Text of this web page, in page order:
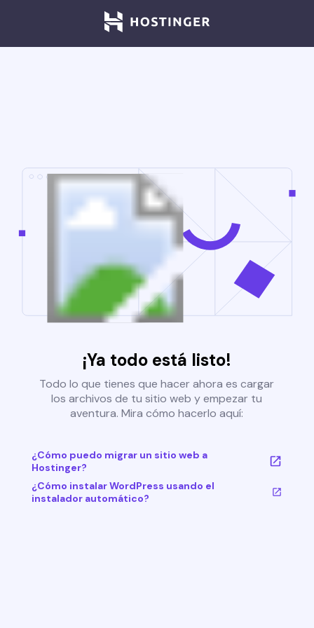
¡Ya todo está listo!
Todo lo que tienes que hacer ahora es cargar
los archivos de tu sitio web y empezar tu
aventura. Mira cómo hacerlo aquí:
¿Cómo puedo migrar un sitio web a
Hostinger?
¿Cómo instalar WordPress usando el
instalador automático?